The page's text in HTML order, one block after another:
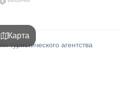
Карта
агентства